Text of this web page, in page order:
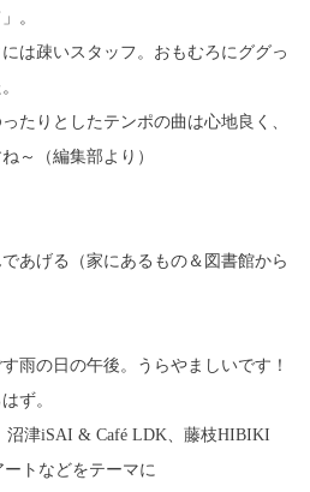
。
は疎いスタッフ。おもむろにググっ
たりとしたテンポの曲は心地良く、
～（編集部より）
あげる（家にあるもの＆図書館から
雨の日の午後。うらやましいです！
ず。
沼津iSAI & Café LDK、藤枝HIBIKI
トなどをテーマに